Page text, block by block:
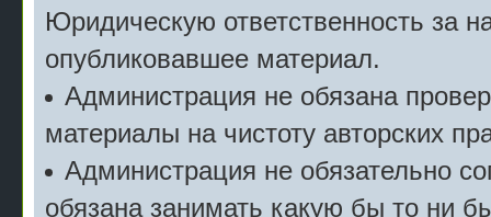
Юридическую ответственность за
опубликовавшее материал.
Администрация не обязана
материалы на чистоту авторских
Администрация не обязательно
обязана занимать какую бы то ни